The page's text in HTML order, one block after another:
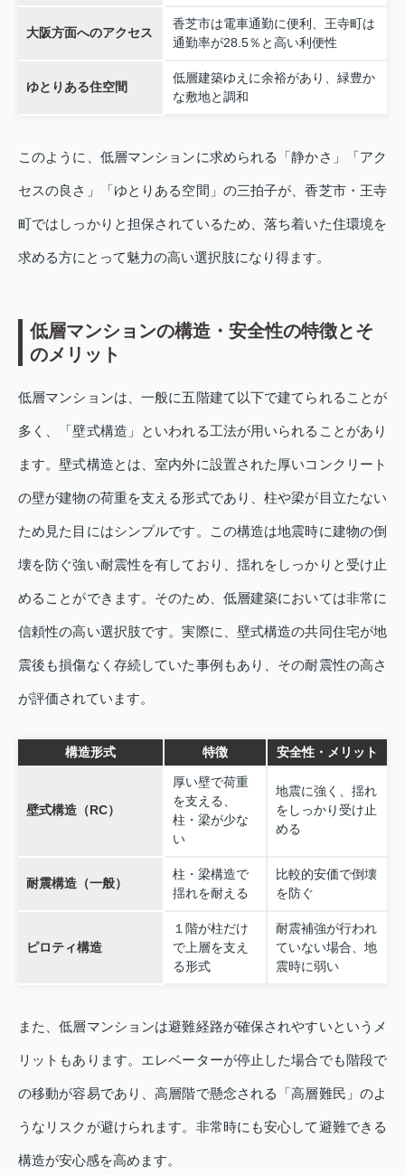
大阪方面へのアクセス
香芝市は電車通勤に便利、王寺町は
通勤率が28.5％と高い利便性
ゆとりある住空間
低層建築ゆえに余裕があり、緑豊か
な敷地と調和
このように、低層マンションに求められる「静かさ」「アク
セスの良さ」「ゆとりある空間」の三拍子が、香芝市・王寺
町ではしっかりと担保されているため、落ち着いた住環境を
求める方にとって魅力の高い選択肢になり得ます。
低層マンションの構造・安全性の特徴とそ
のメリット
低層マンションは、一般に五階建て以下で建てられることが
多く、「壁式構造」といわれる工法が用いられることがあり
ます。壁式構造とは、室内外に設置された厚いコンクリート
の壁が建物の荷重を支える形式であり、柱や梁が目立たない
ため見た目にはシンプルです。この構造は地震時に建物の倒
壊を防ぐ強い耐震性を有しており、揺れをしっかりと受け止
めることができます。そのため、低層建築においては非常に
信頼性の高い選択肢です。実際に、壁式構造の共同住宅が地
震後も損傷なく存続していた事例もあり、その耐震性の高さ
が評価されています。
構造形式 特徴 安全性・メリット
壁式構造（RC）
厚い壁で荷重
を支える、
柱・梁が少な
い
地震に強く、揺れ
をしっかり受け止
める
耐震構造（一般）
柱・梁構造で
揺れを耐える
比較的安価で倒壊
を防ぐ
ピロティ構造
１階が柱だけ
で上層を支え
る形式
耐震補強が行われ
ていない場合、地
震時に弱い
また、低層マンションは避難経路が確保されやすいというメ
リットもあります。エレベーターが停止した場合でも階段で
の移動が容易であり、高層階で懸念される「高層難民」のよ
うなリスクが避けられます。非常時にも安心して避難できる
構造が安心感を高めます。